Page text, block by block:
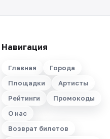
Навигация
Главная
Города
Площадки
Артисты
Рейтинги
Промокоды
О нас
Возврат билетов